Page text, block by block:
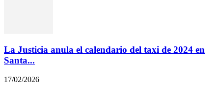
La Justicia anula el calendario del taxi de 2024 en
Santa...
17/02/2026